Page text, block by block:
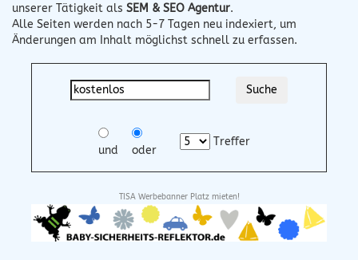
unserer Tätigkeit als SEM & SEO Agentur.
Alle Seiten werden nach 5-7 Tagen neu indexiert, um
Änderungen am Inhalt möglichst schnell zu erfassen.
und oder
Treffer
TISA Werbebanner Platz mieten!